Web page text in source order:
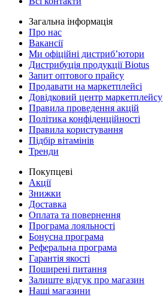
Загальна інформація
Про нас
Вакансії
Ми офіційні дистриб’ютори
Дистрибуція продукції Biotus
Запит оптового прайсу
Продавати на маркетплейсі
Довідковий центр маркетплейсу
Правила проведення акцій
Політика конфіденційності
Правила користування
Підбір вітамінів
Тренди
Покупцеві
Акції
Знижки
Доставка
Оплата та повернення
Програма лояльності
Бонусна програма
Реферальна програма
Гарантія якості
Поширені питання
Залиште відгук про магазин
Наші магазини